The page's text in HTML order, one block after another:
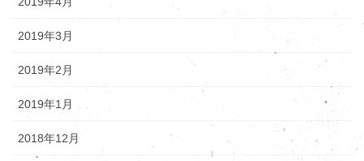
2019年3月
2019年2月
2019年1月
2018年12月